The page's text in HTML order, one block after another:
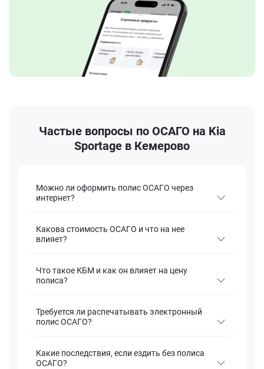
Частые вопросы по ОСАГО на Kia
Sportage в Кемерово
Можно ли оформить полис ОСАГО через
интернет?
Какова стоимость ОСАГО и что на нее
влияет?
Что такое КБМ и как он влияет на цену
полиса?
Требуется ли распечатывать электронный
полис ОСАГО?
Какие последствия, если ездить без полиса
ОСАГО?